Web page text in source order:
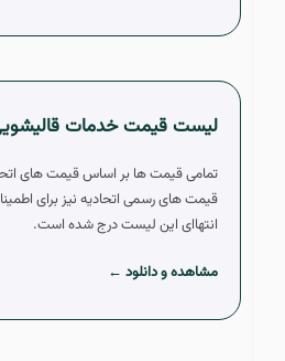
لیست قیمت خدمات
تمامی قیمت ها بر اساس قیمت های
قیمت های رسمی اتحادیه نیز برای
انتهاای این لیست درج شده است.
مشاهده و دانلود ←